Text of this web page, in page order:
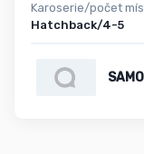
Karoserie/počet
Hatchback/4-5